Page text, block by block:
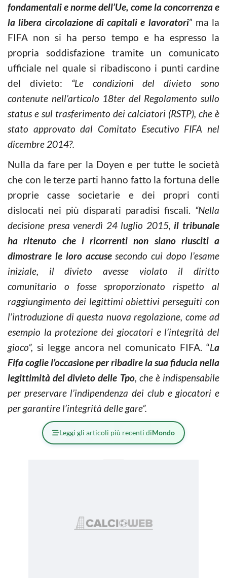
fondamentali e norme dell’Ue, come la concorrenza e
la libera circolazione di capitali e lavoratori” ma la
FIFA non si ha perso tempo e ha espresso la
propria soddisfazione tramite un comunicato
ufficiale nel quale si ribadiscono i punti cardine
del divieto: “Le condizioni del divieto sono
contenute nell’articolo 18ter del Regolamento sullo
status e sul trasferimento dei calciatori (RSTP), che è
stato approvato dal Comitato Esecutivo FIFA nel
dicembre 2014?.
Nulla da fare per la Doyen e per tutte le società
che con le terze parti hanno fatto la fortuna delle
proprie casse societarie e dei propri conti
dislocati nei più disparati paradisi fiscali. “Nella
decisione presa venerdì 24 luglio 2015, il tribunale
ha ritenuto che i ricorrenti non siano riusciti a
dimostrare le loro accusesecondo cui dopo l’esame
iniziale, il divieto avesse violato il diritto
comunitario o fosse sproporzionato rispetto al
raggiungimento dei legittimi obiettivi perseguiti con
l’introduzione di questa nuova regolazione, come ad
esempio la protezione dei giocatori e l’integrità del
gioco”, si legge ancora nel comunicato FIFA. “La
Fifa coglie l’occasione per ribadire la sua fiducia nella
legittimità del divieto delle Tpo, che è indispensabile
per preservare l’indipendenza dei club e giocatori e
per garantire l’integrità delle gare”.
Leggi gli articoli più recenti diMondo